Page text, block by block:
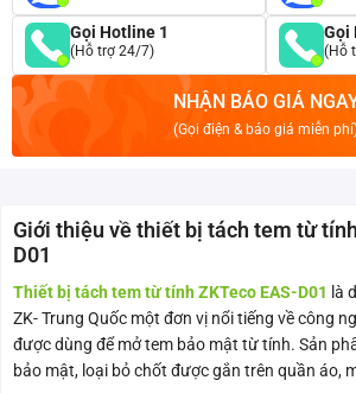
Gọi Hotline 1
(Hỗ trợ 24/7)
Gọi
(Hỗ
NHẬN BÁO GIÁ
(Gọi điện & báo giá miễn
Giới thiệu về thiết bị tách tem từ
D01
Thiết bị tách tem từ tính ZKTeco EAS-D01 là
ZK- Trung Quốc một đơn vị nổi tiếng về công
được dùng để mở tem bảo mật từ tính. Sản
bảo mật, loại bỏ chốt được gắn trên quần áo,